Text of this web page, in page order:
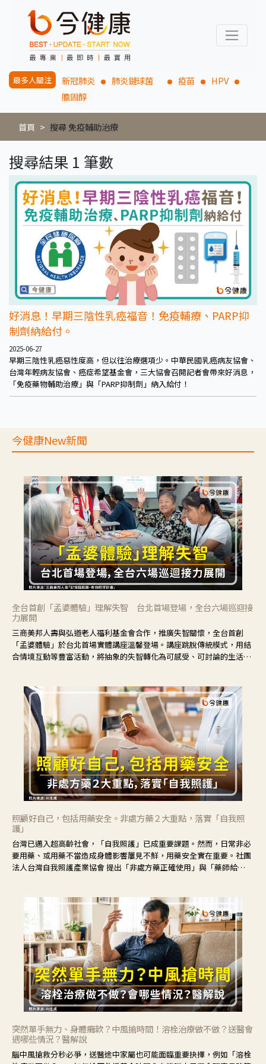
最多人關注 新冠肺炎 肺炎鏈球菌 疫苗
HPV
膽固醇
首頁 搜尋 免疫輔助治療
搜尋結果 1 筆數
好消息！早期三陰性乳癌福音！免疫輔療、PARP抑
制劑納給付。
2025-06-27
早期三陰性乳癌惡性度高，但以往治療選項少。中華民國乳癌病友協會、
台灣年輕病友協會、癌症希望基金會，三大協會召開記者會帶來好消息，
「免疫藥物輔助治療」與「PARP抑制劑」納入給付！
今健康New新聞
全台首創「孟婆體驗」理解失智 台北首場登場，全台六場巡迴接
力展開
三商美邦人壽與弘道老人福利基金會合作，推廣失智關懷，全台首創
「孟婆體驗」於台北首場實體講座溫馨登場。講座跳脫傳統模式，用結
合情境互動等豐富活動，將抽象的失智轉化為可感受、可討論的生活情
照顧好自己，包括用藥安全。非處方藥２大重點，落實「自我照
護」
台灣已邁入超高齡社會，「自我照護」已成重要課題。然而，日常非必
要用藥、或用藥不當造成身體影響屢見不鮮，用藥安全實在重要。社團
法人台灣自我照護產業協會 提出「非處方藥正確使用」與「藥師給
突然單手無力、身體癱軟？中風搶時間！溶栓治療做不做？送醫會
遇哪些情況？醫解說
腦中風搶救分秒必爭，送醫途中家屬也可能面臨重要抉擇，例如「溶栓